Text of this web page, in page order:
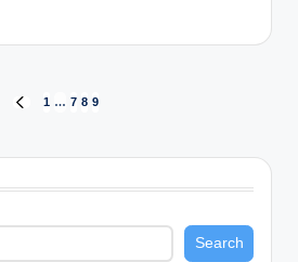
PREVIOUS
1 … 7 8 9
Search